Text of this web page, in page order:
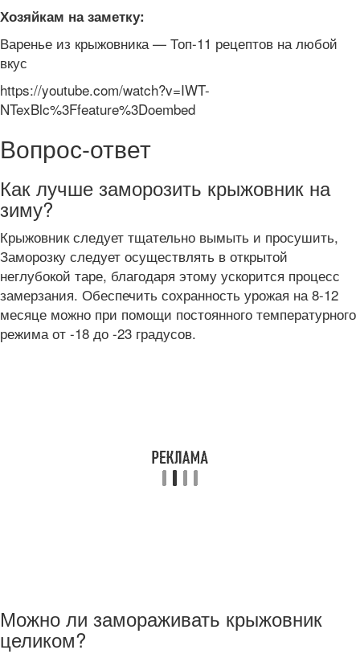
Хозяйкам на заметку:
Варенье из крыжовника — Топ-11 рецептов на любой
вкус
https://youtube.com/watch?v=IWT-
NTexBlc%3Ffeature%3Doembed
Вопрос-ответ
Как лучше заморозить крыжовник на
зиму?
Крыжовник следует тщательно вымыть и просушить,
Заморозку следует осуществлять в открытой
неглубокой таре, благодаря этому ускорится процесс
замерзания. Обеспечить сохранность урожая на 8-12
месяце можно при помощи постоянного температурного
режима от -18 до -23 градусов.
Можно ли замораживать крыжовник
целиком?